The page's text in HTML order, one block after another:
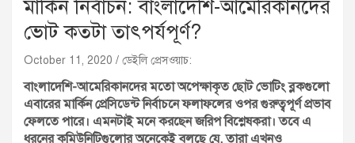
মার্কিন নির্বাচন: বাংলাদেশি-আমেরিকানদের
ভোট কতটা তাৎপর্যপূর্ণ?
October 11, 2020 ডেইলি প্রেসওয়াচ:
বাংলাদেশি-আমেরিকানদের মতো অপেক্ষাকৃত ছোট ভোটিং ব্লকগুলো
এবারের মার্কিন প্রেসিডেন্ট নির্বাচনে ফলাফলের ওপর গুরুত্বপূর্ণ প্রভাব
ফেলতে পারে। এমনটাই মনে করছেন জরিপ বিশ্লেষকরা। তবে এ
ধরনের কমিউনিটিগুলোর অনেকেই বলছে যে, তারা এখনও